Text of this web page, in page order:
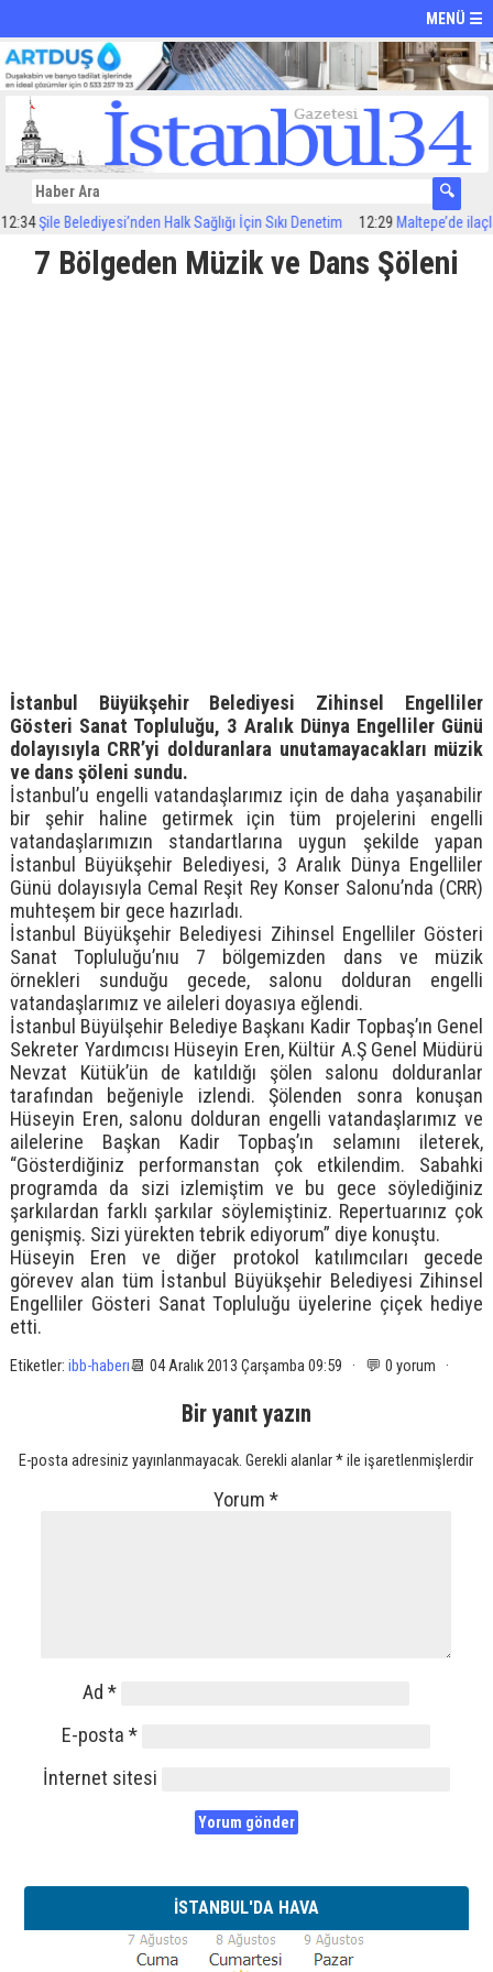
MENÜ ☰
Şile Belediyesi’nden Halk Sağlığı İçin Sıkı Denetim 12:29 Maltepe’de
7 Bölgeden Müzik ve Dans Şöleni
İstanbul Büyükşehir Belediyesi Zihinsel Engelliler
Gösteri Sanat Topluluğu, 3 Aralık Dünya Engelliler Günü
dolayısıyla CRR’yi dolduranlara unutamayacakları müzik
ve dans şöleni sundu.
İstanbul’u engelli vatandaşlarımız için de daha yaşanabilir
bir şehir haline getirmek için tüm projelerini engelli
vatandaşlarımızın standartlarına uygun şekilde yapan
İstanbul Büyükşehir Belediyesi, 3 Aralık Dünya Engelliler
Günü dolayısıyla Cemal Reşit Rey Konser Salonu’nda (CRR)
muhteşem bir gece hazırladı.
İstanbul Büyükşehir Belediyesi Zihinsel Engelliler Gösteri
Sanat Topluluğu’nıu 7 bölgemizden dans ve müzik
örnekleri sunduğu gecede, salonu dolduran engelli
vatandaşlarımız ve aileleri doyasıya eğlendi.
İstanbul Büyülşehir Belediye Başkanı Kadir Topbaş’ın Genel
Sekreter Yardımcısı Hüseyin Eren, Kültür A.Ş Genel Müdürü
Nevzat Kütük’ün de katıldığı şölen salonu dolduranlar
tarafından beğeniyle izlendi. Şölenden sonra konuşan
Hüseyin Eren, salonu dolduran engelli vatandaşlarımız ve
ailelerine Başkan Kadir Topbaş’ın selamını ileterek,
“Gösterdiğiniz performanstan çok etkilendim. Sabahki
programda da sizi izlemiştim ve bu gece söylediğiniz
şarkılardan farklı şarkılar söylemiştiniz. Repertuarınız çok
genişmiş. Sizi yürekten tebrik ediyorum” diye konuştu.
Hüseyin Eren ve diğer protokol katılımcıları gecede
görevev alan tüm İstanbul Büyükşehir Belediyesi Zihinsel
Engelliler Gösteri Sanat Topluluğu üyelerine çiçek hediye
etti.
Etiketler: ibb-haberı📆 04 Aralık 2013 Çarşamba 09:59 · 💬 0 yorum ·
Bir yanıt yazın
E-posta adresiniz yayınlanmayacak. Gerekli alanlar*ile işaretlenmişlerdir
Yorum*
Ad*
E-posta*
İnternet sitesi
İSTANBUL'DA HAVA